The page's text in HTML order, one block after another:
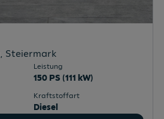
, Steiermark
Leistung
150 PS (111 kW)
Kraftstoffart
Diesel